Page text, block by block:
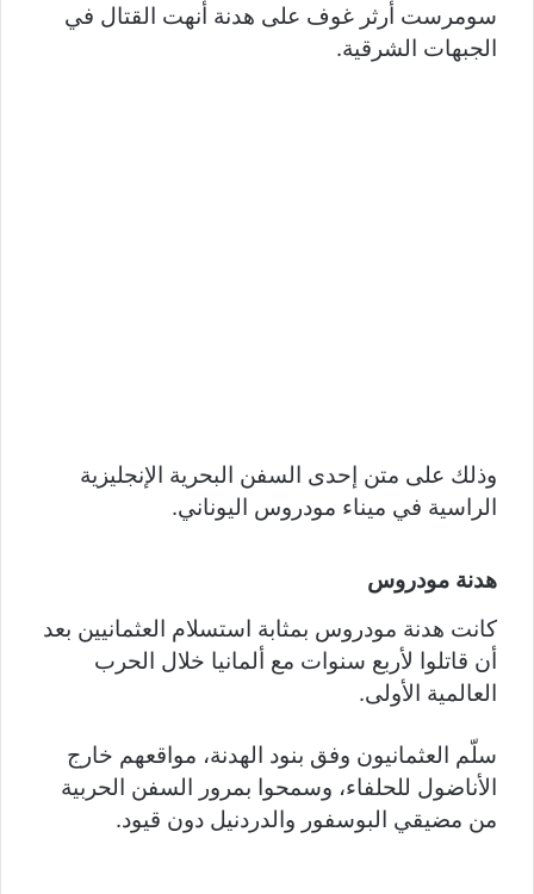
سومرست أرثر غوف على هدنة أنهت القتال في
الجبهات الشرقية.
وذلك على متن إحدى السفن البحرية الإنجليزية
الراسية في ميناء مودروس اليوناني.
هدنة مودروس
كانت هدنة مودروس بمثابة استسلام العثمانيين بعد
أن قاتلوا لأربع سنوات مع ألمانيا خلال الحرب
العالمية الأولى.
سلّم العثمانيون وفق بنود الهدنة، مواقعهم خارج
الأناضول للحلفاء، وسمحوا بمرور السفن الحربية
من مضيقي البوسفور والدردنيل دون قيود.